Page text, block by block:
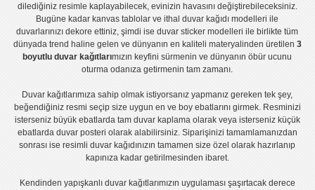
dilediğiniz resimle kaplayabilecek, evinizin havasını değiştirebileceksiniz.
Bugüne kadar kanvas tablo lar veithal duvar kağıdı modelleri ile
duvarlarınızı dekore ettiniz, şimdi iseduvar sticker modelleri ile birlikte tüm
dünyada trend haline gelen ve dünyanın en kaliteli materyalinden üretilen 3
boyutlu duvar kağıtlarımızın keyfini sürmenin ve dünyanın öbür ucunu
oturma odanıza getirmenin tam zamanı.
Duvar kağıtlarımıza sahip olmak istiyorsanız yapmanız gereken tek şey,
beğendiğiniz resmi seçip size uygun en ve boy ebatlarını girmek. Resminizi
isterseniz büyük ebatlarda tam duvar kaplamaolarak veya isterseniz küçük
ebatlarda duvar posteri olarak alabilirsiniz. Siparişinizi tamamlamanızdan
sonrası iseresimli duvar kağıdınızın tamamen size özel olarak hazırlanıp
kapınıza kadar getirilmesinden ibaret.
Kendinden yapışkanlı duvar kağıtlarımızın uygulamasışaşırtacak derece